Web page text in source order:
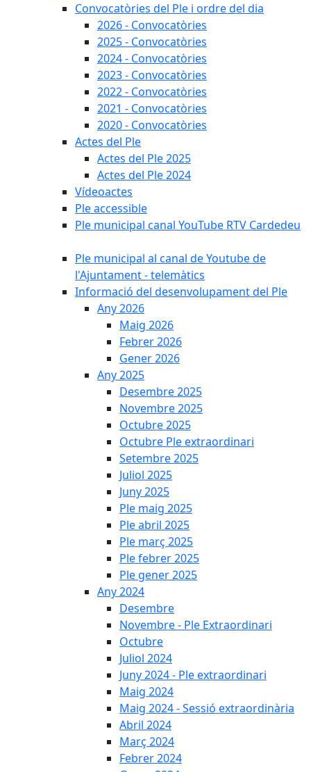
Convocatòries del Ple i ordre del dia
2026 - Convocatòries
2025 - Convocatòries
2024 - Convocatòries
2023 - Convocatòries
2022 - Convocatòries
2021 - Convocatòries
2020 - Convocatòries
Actes del Ple
Actes del Ple 2025
Actes del Ple 2024
Vídeoactes
Ple accessible
Ple municipal canal YouTube RTV Cardedeu
Ple municipal al canal de Youtube de
l'Ajuntament - telemàtics
Informació del desenvolupament del Ple
Any 2026
Maig 2026
Febrer 2026
Gener 2026
Any 2025
Desembre 2025
Novembre 2025
Octubre 2025
Octubre Ple extraordinari
Setembre 2025
Juliol 2025
Juny 2025
Ple maig 2025
Ple abril 2025
Ple març 2025
Ple febrer 2025
Ple gener 2025
Any 2024
Desembre
Novembre - Ple Extraordinari
Octubre
Juliol 2024
Juny 2024 - Ple extraordinari
Maig 2024
Maig 2024 - Sessió extraordinària
Abril 2024
Març 2024
Febrer 2024